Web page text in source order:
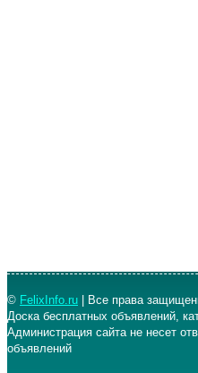
© FelixInfo.ru | Все права
Доска бесплатных объявлений,
Администрация сайта не несет
объявлений